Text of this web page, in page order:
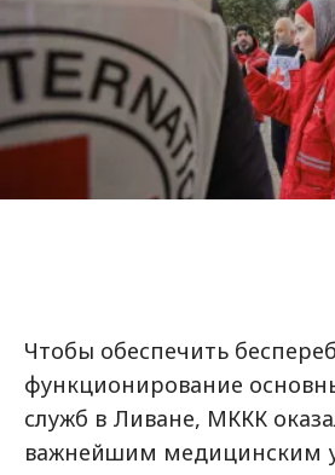
Чтобы обеспечить
функционирование
служб в Ливане, МККК
важнейшим медицинским